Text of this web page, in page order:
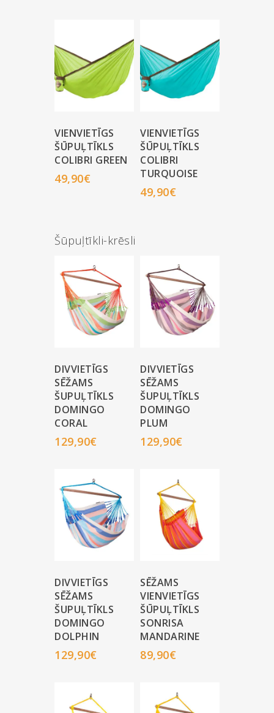
VIENVIETĪGS
ŠŪPUĻTĪKLS
COLIBRI GREEN
49,90€
VIENVIETĪGS
ŠŪPUĻTĪKLS
COLIBRI
TURQUOISE
49,90€
Šūpuļtīkli-krēsli
DIVVIETĪGS
SĒŽAMS
ŠUPUĻTĪKLS
DOMINGO
CORAL
129,90€
DIVVIETĪGS
SĒŽAMS
ŠUPUĻTĪKLS
DOMINGO
PLUM
129,90€
DIVVIETĪGS
SĒŽAMS
ŠUPUĻTĪKLS
DOMINGO
DOLPHIN
129,90€
SĒŽAMS
VIENVIETĪGS
ŠŪPUĻTĪKLS
SONRISA
MANDARINE
89,90€